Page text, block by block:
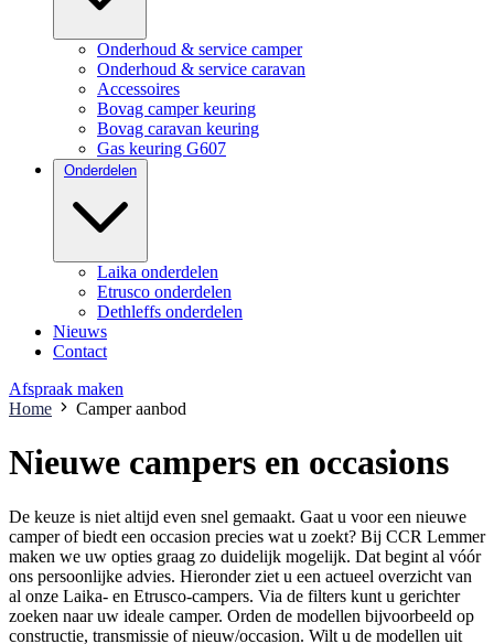
Onderhoud & service camper
Onderhoud & service caravan
Accessoires
Bovag camper keuring
Bovag caravan keuring
Gas keuring G607
Onderdelen
Laika onderdelen
Etrusco onderdelen
Dethleffs onderdelen
Nieuws
Contact
Afspraak maken
Home
Camper aanbod
Nieuwe campers en occasions
De keuze is niet altijd even snel gemaakt. Gaat u voor een nieuwe
camper of biedt een occasion precies wat u zoekt? Bij CCR Lemmer
maken we uw opties graag zo duidelijk mogelijk. Dat begint al vóór
ons persoonlijke advies. Hieronder ziet u een actueel overzicht van
al onze Laika- en Etrusco-campers. Via de filters kunt u gerichter
zoeken naar uw ideale camper. Orden de modellen bijvoorbeeld op
constructie, transmissie of nieuw/occasion. Wilt u de modellen uit